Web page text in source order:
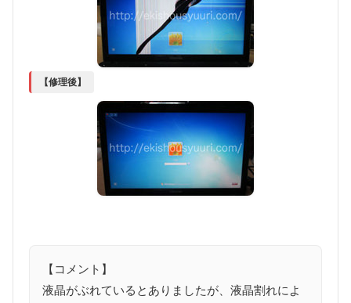
【修理後】
【コメント】
液晶がぶれているとありましたが、液晶割れによ